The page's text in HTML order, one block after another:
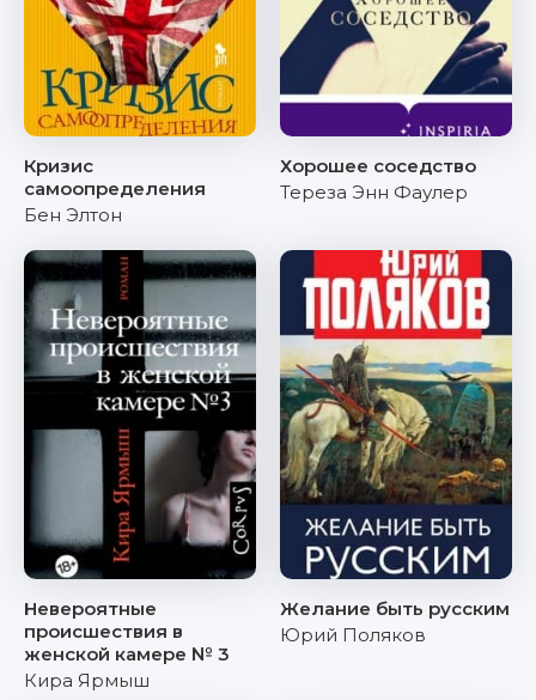
Кризис
самоопределения
Бен Элтон
Хорошее соседство
Тереза Энн Фаулер
Невероятные
происшествия в
женской камере № 3
Кира Ярмыш
Желание быть русским
Юрий Поляков